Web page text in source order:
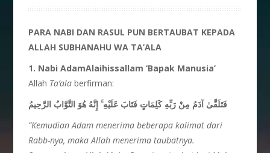
PARA NABI DAN RASUL PUN BERTAUBAT KEPADA
ALLAH SUBHANAHU WA TA’ALA
1. Nabi AdamAlaihissallam ‘Bapak Manusia’
Allah Ta’ala berfirman:
فَتَلَقَّىٰ آدَمُ مِنْ رَبِّهِ كَلِمَاتٍ فَتَابَ عَلَيْهِۚإِنَّهُ هُوَ التَّوَّابُ الرَّحِيمُ
“Kemudian Adam menerima beberapa kalimat dari
Rabb-nya, maka Allah menerima taubatnya.